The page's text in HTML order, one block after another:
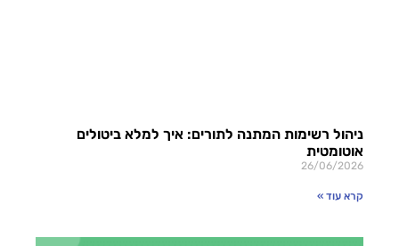
ניהול רשימות המתנה לתורים: איך למלא ביטולים
אוטומטית
26/06/2026
קרא עוד »